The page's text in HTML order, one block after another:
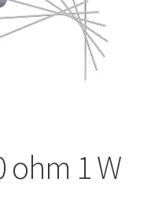
ohm 1 W